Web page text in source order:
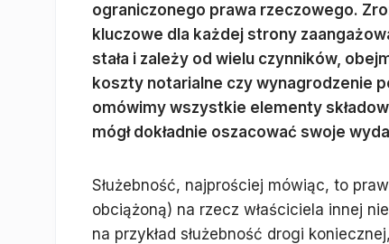
ograniczonego prawa rzeczowego.
kluczowe dla każdej strony
stała i zależy od wielu czynników,
koszty notarialne czy wynagrodzenie
omówimy wszystkie elementy
mógł dokładnie oszacować swoje
Służebność, najprościej mówiąc, to
obciążoną) na rzecz właściciela innej
na przykład służebność drogi